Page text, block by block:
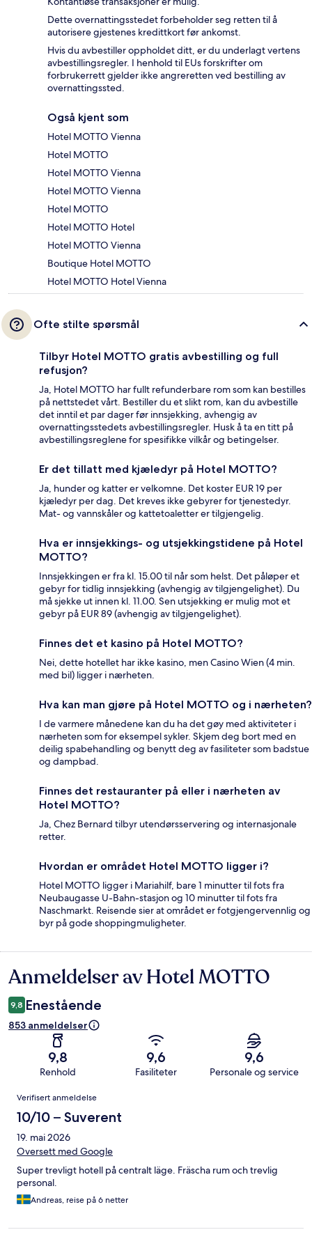
Dette overnattingsstedet forbeholder seg retten til å
autorisere gjestenes kredittkort før ankomst.
Hvis du avbestiller oppholdet ditt, er du underlagt vertens
avbestillingsregler. I henhold til EUs forskrifter om
forbrukerrett gjelder ikke angreretten ved bestilling av
overnattingssted.
Også kjent som
Hotel MOTTO Vienna
Hotel MOTTO
Hotel MOTTO Vienna
Hotel MOTTO Vienna
Hotel MOTTO
Hotel MOTTO Hotel
Hotel MOTTO Vienna
Boutique Hotel MOTTO
Hotel MOTTO Hotel Vienna
Ofte stilte spørsmål
Tilbyr Hotel MOTTO gratis avbestilling og full
refusjon?
Ja, Hotel MOTTO har fullt refunderbare rom som kan bestilles
på nettstedet vårt. Bestiller du et slikt rom, kan du avbestille
det inntil et par dager før innsjekking, avhengig av
overnattingsstedets avbestillingsregler. Husk å ta en titt på
avbestillingsreglene for spesifikke vilkår og betingelser.
Er det tillatt med kjæledyr på Hotel MOTTO?
Ja, hunder og katter er velkomne. Det koster EUR 19 per
kjæledyr per dag. Det kreves ikke gebyrer for tjenestedyr.
Mat- og vannskåler og kattetoaletter er tilgjengelig.
Hva er innsjekkings- og utsjekkingstidene på Hotel
MOTTO?
Innsjekkingen er fra kl. 15.00 til når som helst. Det påløper et
gebyr for tidlig innsjekking (avhengig av tilgjengelighet). Du
må sjekke ut innen kl. 11.00. Sen utsjekking er mulig mot et
gebyr på EUR 89 (avhengig av tilgjengelighet).
Finnes det et kasino på Hotel MOTTO?
Nei, dette hotellet har ikke kasino, men Casino Wien (4 min.
med bil) ligger i nærheten.
Hva kan man gjøre på Hotel MOTTO og i nærheten?
I de varmere månedene kan du ha det gøy med aktiviteter i
nærheten som for eksempel sykler. Skjem deg bort med en
deilig spabehandling og benytt deg av fasiliteter som badstue
og dampbad.
Finnes det restauranter på eller i nærheten av
Hotel MOTTO?
Ja, Chez Bernard tilbyr utendørsservering og internasjonale
retter.
Hvordan er området Hotel MOTTO ligger i?
Hotel MOTTO ligger i Mariahilf, bare 1 minutter til fots fra
Neubaugasse U-Bahn-stasjon og 10 minutter til fots fra
Naschmarkt. Reisende sier at området er fotgjengervennlig og
byr på gode shoppingmuligheter.
Anmeldelser
Anmeldelser av Hotel MOTTO
9,8 Enestående
853 anmeldelser
9,8
Renhold
9,6
Fasiliteter
9,6
Personale og service
Anmeldelser
Verifisert anmeldelse
10/10 – Suverent
19. mai 2026
Oversett med Google
Super trevligt hotell på centralt läge. Fräscha rum och trevlig
personal.
Andreas, reise på 6 netter